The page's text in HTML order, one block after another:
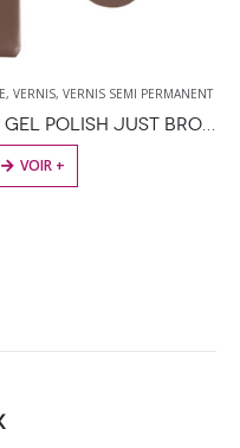
, VERNIS, VERNIS SEMI PERMANENT
I-LAK SOAK OFF GEL POLISH DREAM LAND – 11ML
VOIR +